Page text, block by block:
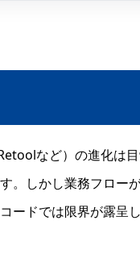
など）の進化は
。しかし業務フロー
ードでは限界が露呈し